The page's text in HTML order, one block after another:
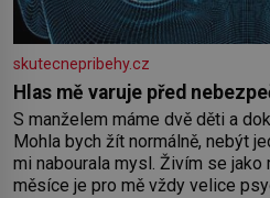
skutecnepribehy.cz
Hlas mě varuje před
S manželem máme dvě děti a
Mohla bych žít normálně, nebýt
mi nabourala mysl. Živím se
měsíce je pro mě vždy velice